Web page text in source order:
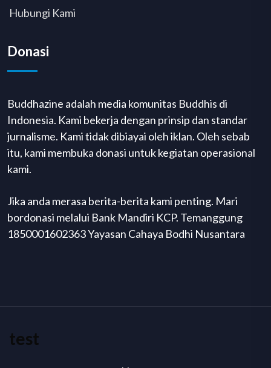
Hubungi Kami
Donasi
Buddhazine adalah media komunitas Buddhis di
Indonesia. Kami bekerja dengan prinsip dan standar
jurnalisme. Kami tidak dibiayai oleh iklan. Oleh sebab
itu, kami membuka donasi untuk kegiatan operasional
kami.
Jika anda merasa berita-berita kami penting. Mari
bordonasi melalui Bank Mandiri KCP. Temanggung
1850001602363 Yayasan Cahaya Bodhi Nusantara
test